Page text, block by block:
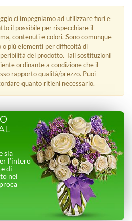
ci impegniamo ad utilizzare fiori e
il possibile per rispecchiare il
contenuti e colori. Sono comunque
o più elementi per difficoltà di
del prodotto. Tali sostituzioni
ordinante a condizione che il
rapporto qualità/prezzo. Puoi
quanto ritieni necessario.
sia
l’intero
di
nel